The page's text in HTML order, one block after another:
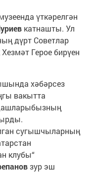
үткәрелгән
катнашты. Ул
дүрт Советлар
Герое бирүен
хәбәрсез
вакытта
сугышчыларның
клубы“
зур эш